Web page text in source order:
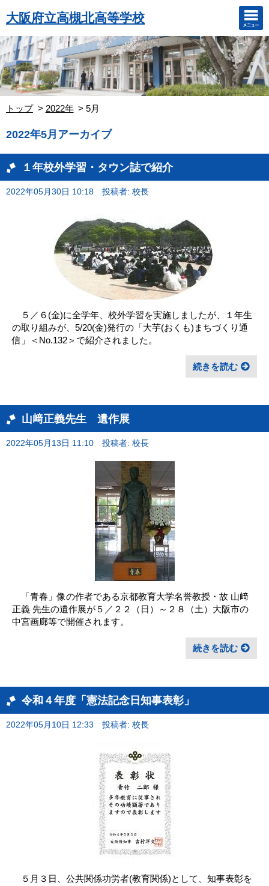
大阪府立高槻北高等学校
トップ 2022年 5月
2022年5月アーカイブ
１年校外学習・タウン誌で紹介
2022年05月30日 10:18 投稿者: 校長
５／６(金)に全学年、校外学習を実施しましたが、１年生
の取り組みが、5/20(金)発行の「大芋(おくも)まちづくり通
信」＜No.132＞で紹介されました。
続きを読む
山﨑正義先生 遺作展
2022年05月13日 11:10 投稿者: 校長
「青春」像の作者である京都教育大学名誉教授・故 山﨑
正義 先生の遺作展が５／２２（日）～２８（土）大阪市の
中宮画廊等で開催されます。
続きを読む
令和４年度「憲法記念日知事表彰」
2022年05月10日 12:33 投稿者: 校長
５月３日、公共関係功労者(教育関係)として、知事表彰を